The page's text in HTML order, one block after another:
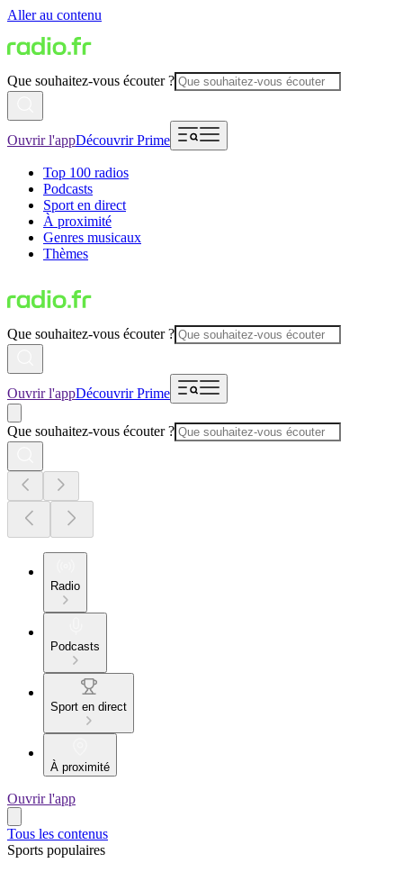
Aller au contenu
Que souhaitez-vous écouter ?
Ouvrir l'appDécouvrir Prime
Top 100 radios
Podcasts
Sport en direct
À proximité
Genres musicaux
Thèmes
Que souhaitez-vous écouter ?
Ouvrir l'appDécouvrir Prime
Que souhaitez-vous écouter ?
Radio
Podcasts
Sport en direct
À proximité
Ouvrir l'app
Tous les contenus
Sports populaires